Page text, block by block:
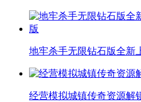
地牢杀手无限钻石版全新
经营模拟城镇传奇资源解